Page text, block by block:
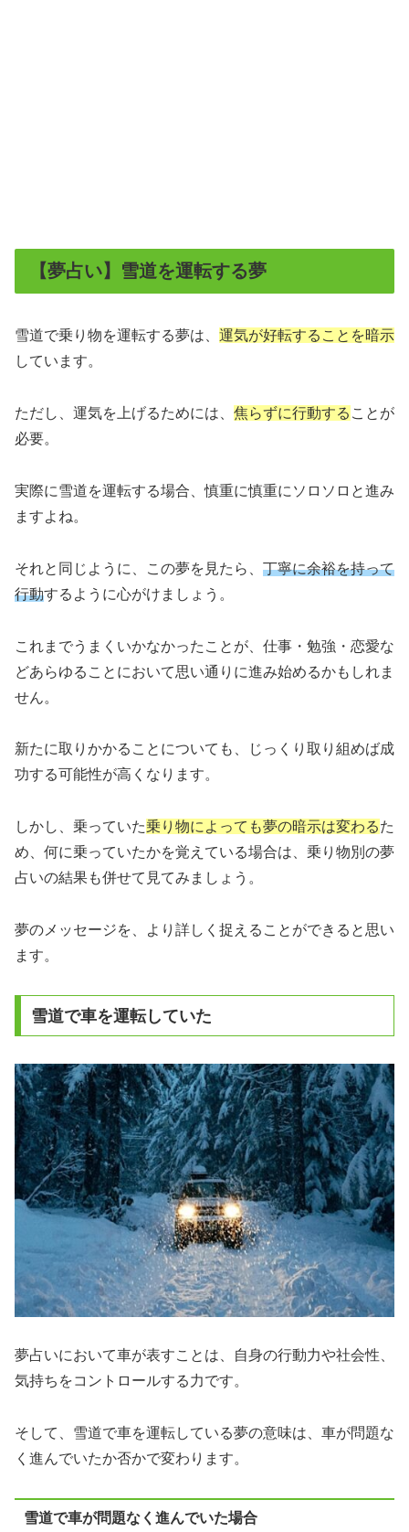
【夢占い】雪道を運転する夢
雪道で乗り物を運転する夢は、 運気が好転することを暗示
しています。
ただし、運気を上げるためには、 焦らずに行動する ことが
必要。
実際に雪道を運転する場合、慎重に慎重にソロソロと進み
ますよね。
それと同じように、この夢を見たら、 丁寧に余裕を持って
行動するように心がけましょう。
これまでうまくいかなかったことが、仕事・勉強・恋愛な
どあらゆることにおいて思い通りに進み始めるかもしれま
せん。
新たに取りかかることについても、じっくり取り組めば成
功する可能性が高くなります。
しかし、乗っていた乗り物によっても夢の暗示は変わるた
め、何に乗っていたかを覚えている場合は、乗り物別の夢
占いの結果も併せて見てみましょう。
夢のメッセージを、より詳しく捉えることができると思い
ます。
雪道で車を運転していた
夢占いにおいて車が表すことは、自身の行動力や社会性、
気持ちをコントロールする力です。
そして、雪道で車を運転している夢の意味は、車が問題な
く進んでいたか否かで変わります。
雪道で車が問題なく進んでいた場合